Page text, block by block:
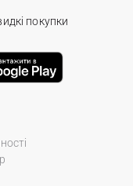
покупки